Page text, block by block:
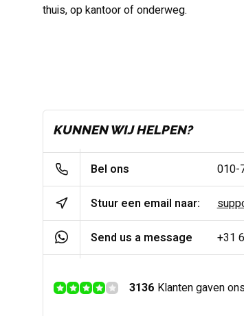
thuis, op kantoor of onderweg.
KUNNEN WIJ HELPEN?
Bel ons 010-
Stuur een email naar:
Send us a message +31
3136 Klanten gaven